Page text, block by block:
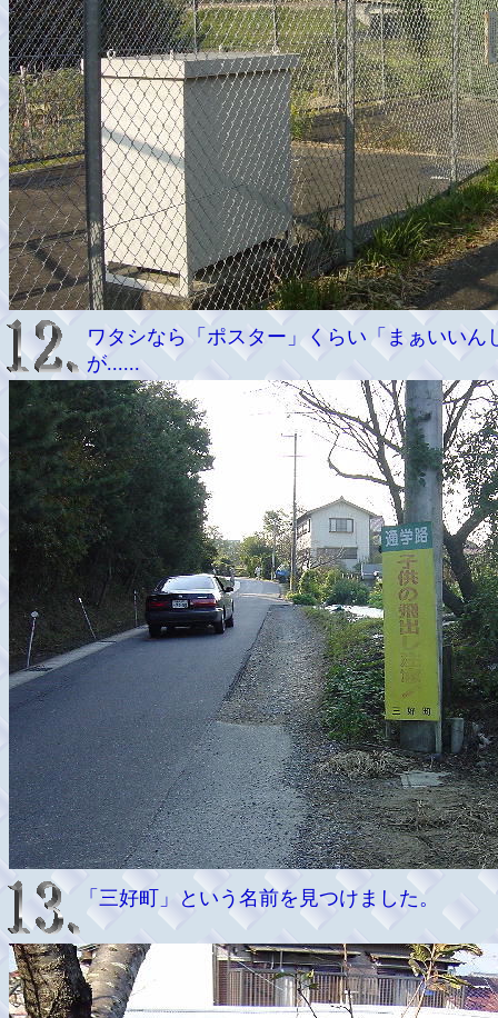
ワタシなら「ポスター」くらい「まぁいいん
が......
「三好町」という名前を見つけました。